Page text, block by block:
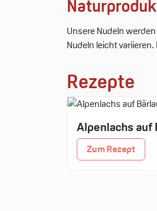
Unsere Nudeln
Nudeln leicht
Rezepte
Alpenlachs auf
Zum Rezept